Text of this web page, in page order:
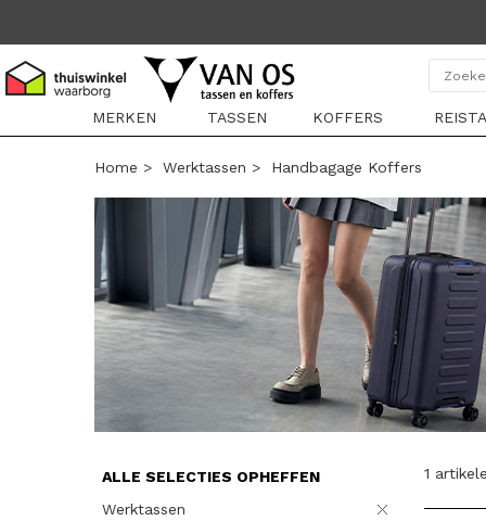
MERKEN
TASSEN KOFFERS
Home > Werktassen > Handbagage Koffers
ALLE SELECTIES OPHEFFEN
Werktassen
1